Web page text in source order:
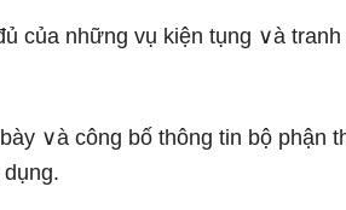
những vụ kiện tụng ∨à tranh
∨à công bố thông tin bộ phận